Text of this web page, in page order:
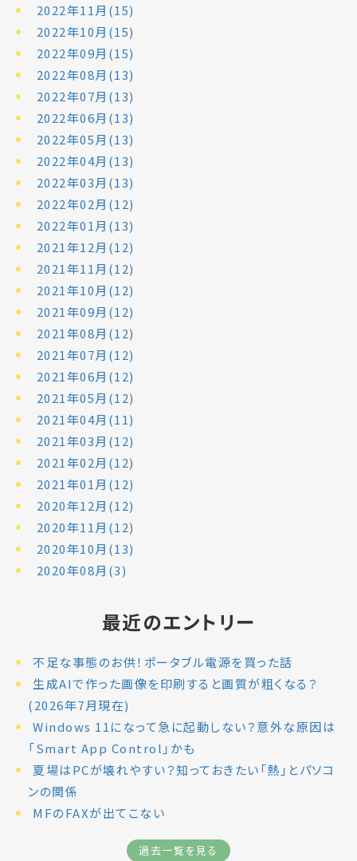
2022年11月(15)
2022年10月(15)
2022年09月(15)
2022年08月(13)
2022年07月(13)
2022年06月(13)
2022年05月(13)
2022年04月(13)
2022年03月(13)
2022年02月(12)
2022年01月(13)
2021年12月(12)
2021年11月(12)
2021年10月(12)
2021年09月(12)
2021年08月(12)
2021年07月(12)
2021年06月(12)
2021年05月(12)
2021年04月(11)
2021年03月(12)
2021年02月(12)
2021年01月(12)
2020年12月(12)
2020年11月(12)
2020年10月(13)
2020年08月(3)
最近のエントリー
不足な事態のお供！ポータブル電源を買った話
生成AIで作った画像を印刷すると画質が粗くなる？
(2026年7月現在)
Windows 11になって急に起動しない？意外な原因は
「Smart App Control」かも
夏場はPCが壊れやすい？知っておきたい「熱」とパソコ
ンの関係
MFのFAXが出てこない
過去一覧を見る